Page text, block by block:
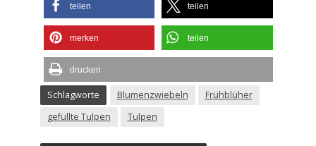
teilen teilen
merken teilen
drucken
Schlagworte Blumenzwiebeln
Frühblüher
gefüllte Tulpen
Tulpen